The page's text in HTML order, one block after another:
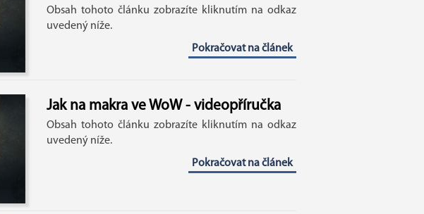
Obsah tohoto článku zobrazíte kliknutím na odkaz
uvedený níže.
Pokračovat na článek
Jak na makra ve WoW - videopříručka
Obsah tohoto článku zobrazíte kliknutím na odkaz
uvedený níže.
Pokračovat na článek